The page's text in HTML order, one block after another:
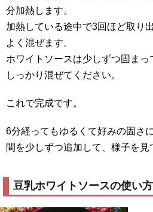
分加熱します。
加熱している途中で3回ほど取り
よく混ぜます。
ホワイトソースは少しずつ固ま
しっかり混ぜてください。
これで完成です。
6分経ってもゆるくて好みの固さ
間を少しずつ追加して、様子を見
豆乳ホワイトソースの使い方